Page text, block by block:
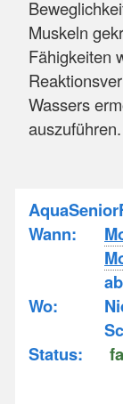
Muskeln
Fähigkeiten
Wassers
auszuführen.
Wann:
Wo:
Status: